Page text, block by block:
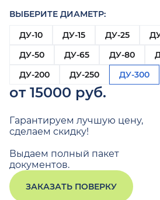
ВЫБЕРИТЕ ДИАМЕТР:
ДУ-10
ДУ-15 ДУ-25
ДУ-50
ДУ-65 ДУ-80
ДУ-200
ДУ-250 ДУ-300
от 15000 руб.
Гарантируем лучшую цену,
сделаем скидку!
Выдаем полный пакет
документов.
ЗАКАЗАТЬ ПОВЕРКУ